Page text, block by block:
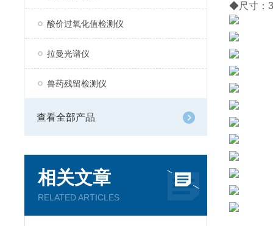
酸价过氧化值检测仪
拉曼光谱仪
兽药残留检测仪
查看全部产品
相关文章
RELATED ARTICLES
◆尺寸：